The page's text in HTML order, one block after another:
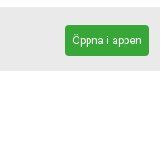
Öppna i appen